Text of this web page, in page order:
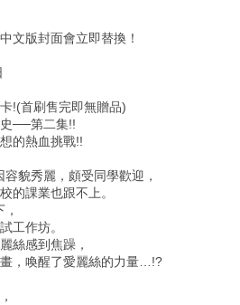
文版封面會立即替換！
!(首刷售完即無贈品)
──第二集!!
的熱血挑戰!!
貌秀麗，頗受同學歡迎，
的課業也跟不上。
工作坊。
絲感到焦躁，
，喚醒了愛麗絲的力量…!?